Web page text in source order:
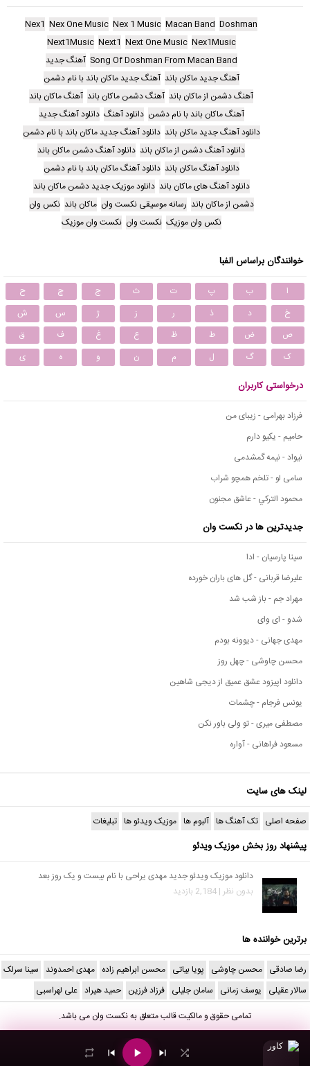
Doshman
Macan Band
Nex 1 Music
Nex One Music
Nex1
Nex1Music
Next One Music
Next1
Next1Music
Song Of Doshman From Macan Band آهنگ جدید
آهنگ جدید ماکان باند آهنگ جدید ماکان باند با نام دشمن
آهنگ دشمن از ماکان باند آهنگ دشمن ماکان باند آهنگ ماکان باند
آهنگ ماکان باند با نام دشمن دانلود آهنگ دانلود آهنگ جدید
دانلود آهنگ جدید ماکان باند دانلود آهنگ جدید ماکان باند با نام دشمن
دانلود آهنگ دشمن از ماکان باند دانلود آهنگ دشمن ماکان باند
دانلود آهنگ ماکان باند دانلود آهنگ ماکان باند با نام دشمن
دانلود آهنگ های ماکان باند دانلود موزیک جدید دشمن ماکان باند
دشمن از ماکان باند رسانه موسیقی نکست وان ماکان باند نکس وان
نکس وان موزیک نکست وان نکست وان موزیک
خوانندگان براساس الفبا
ا ب پ ت ث ج چ
ح
خ
د ذ ر ز ژ س
ش
ص
ض ط ظ ع غ ف
ق
ک
گ ل م ن و ه ی
درخواستی کاربران
فرزاد بهرامی - زیبای من
حامیم - یکیو دارم
نیواد - نیمه گمشدمی
سامی لو - تلخم همچو شراب
محمود التركي - عاشق مجنون
جدیدترین ها در نکست وان
سینا پارسیان - ادا
علیرضا قربانی - گل های باران خورده
مهراد جم - باز شب شد
شدو - ای وای
مهدی جهانی - دیوونه بودم
محسن چاوشی - چهل روز
دانلود اپیزود عشق عمیق از دیجی شاهین
یونس فرجام - چشمات
مصطفی میری - تو ولی باور نکن
مسعود فراهانی - آواره
لینک های سایت
صفحه اصلی تک آهنگ ها آلبوم ها موزیک ویدئو ها تبلیغات
پیشنهاد روز بخش موزیک ویدئو
دانلود موزیک ویدئو جدید مهدی یراحی با نام بیست و یک روز بعد
بدون نظر | 2,184 بازدید
برترین خواننده ها
رضا صادقی محسن چاوشی پویا بیاتی محسن ابراهیم زاده مهدی احمدوند سینا سرلک
سالار عقیلی یوسف زمانی سامان جلیلی فرزاد فرزین حمید هیراد علی لهراسبی
تمامی حقوق و مالکیت قالب متعلق بهنکست وانمی باشد.